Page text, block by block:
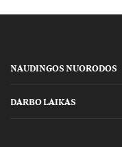
NAUDINGOS NUORODOS
DARBO LAIKAS